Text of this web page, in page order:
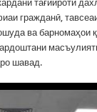
тағйироти
гражданӣ,
ва барномаҳои
шавад.